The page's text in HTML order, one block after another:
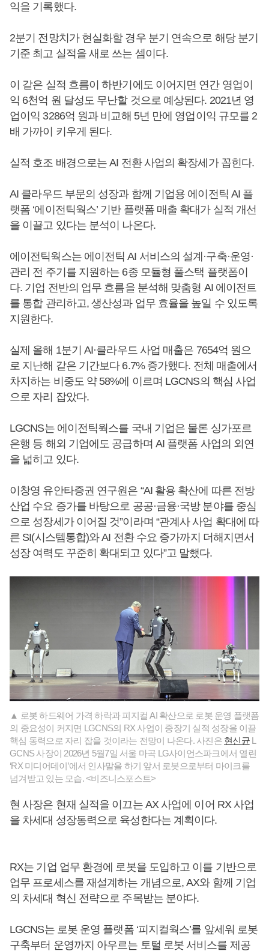
익을 기록했다.
2분기 전망치가 현실화할 경우 분기 연속으로 해당 분기
기준 최고 실적을 새로 쓰는 셈이다.
이 같은 실적 흐름이 하반기에도 이어지면 연간 영업이
익 6천억 원 달성도 무난할 것으로 예상된다. 2021년 영
업이익 3286억 원과 비교해 5년 만에 영업이익 규모를 2
배 가까이 키우게 된다.
실적 호조 배경으로는 AI 전환 사업의 확장세가 꼽힌다.
AI 클라우드 부문의 성장과 함께 기업용 에이전틱 AI 플
랫폼 ‘에이전틱웍스’ 기반 플랫폼 매출 확대가 실적 개선
을 이끌고 있다는 분석이 나온다.
에이전틱웍스는 에이전틱 AI 서비스의 설계·구축·운영·
관리 전 주기를 지원하는 6종 모듈형 풀스택 플랫폼이
다. 기업 전반의 업무 흐름을 분석해 맞춤형 AI 에이전트
를 통합 관리하고, 생산성과 업무 효율을 높일 수 있도록
지원한다.
실제 올해 1분기 AI·클라우드 사업 매출은 7654억 원으
로 지난해 같은 기간보다 6.7% 증가했다. 전체 매출에서
차지하는 비중도 약 58%에 이르며 LGCNS의 핵심 사업
으로 자리 잡았다.
LGCNS는 에이전틱웍스를 국내 기업은 물론 싱가포르
은행 등 해외 기업에도 공급하며 AI 플랫폼 사업의 외연
을 넓히고 있다.
이창영 유안타증권 연구원은 “AI 활용 확산에 따른 전방
산업 수요 증가를 바탕으로 공공·금융·국방 분야를 중심
으로 성장세가 이어질 것”이라며 “관계사 사업 확대에 따
른 SI(시스템통합)와 AI 전환 수요 증가까지 더해지면서
성장 여력도 꾸준히 확대되고 있다”고 말했다.
▲ 로봇 하드웨어 가격 하락과 피지컬 AI 확산으로 로봇 운영 플랫폼
의 중요성이 커지면 LGCNS의 RX 사업이 중장기 실적 성장을 이끌
핵심 동력으로 자리 잡을 것이라는 전망이 나온다. 사진은 현신균L
GCNS 사장이 2026년 5월7일 서울 마곡 LG사이언스파크에서 열린
‘RX 미디어데이’에서 인사말을 하기 앞서 로봇으로부터 마이크를
넘겨받고 있는 모습. <비즈니스포스트>
현 사장은 현재 실적을 이끄는 AX 사업에 이어 RX 사업
을 차세대 성장동력으로 육성한다는 계획이다.
RX는 기업 업무 환경에 로봇을 도입하고 이를 기반으로
업무 프로세스를 재설계하는 개념으로, AX와 함께 기업
의 차세대 혁신 전략으로 주목받는 분야다.
LGCNS는 로봇 운영 플랫폼 ‘피지컬웍스’를 앞세워 로봇
구축부터 운영까지 아우르는 토털 로봇 서비스를 제공